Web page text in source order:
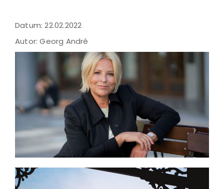
Datum: 22.02.2022
Autor: Georg André